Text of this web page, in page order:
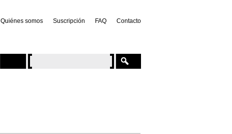
Quiénes somos Suscripción FAQ Contacto